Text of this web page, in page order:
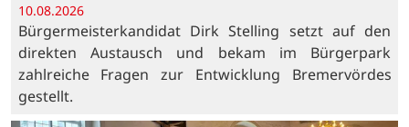
10.08.2026
Bürgermeisterkandidat Dirk Stelling setzt auf den
direkten Austausch und bekam im Bürgerpark
zahlreiche Fragen zur Entwicklung Bremervördes
gestellt.